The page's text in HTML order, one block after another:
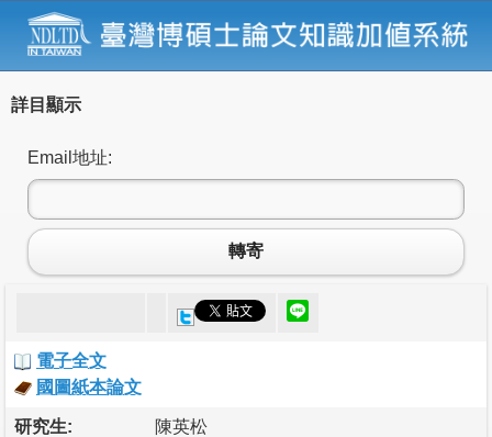
詳目顯示
Email地址:
轉寄
電子全文
國圖紙本論文
研究生: 陳英松